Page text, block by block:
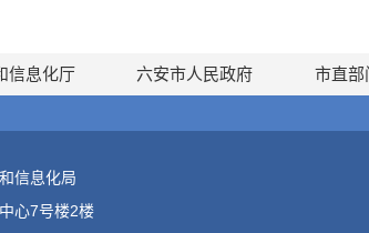
信息化厅 六安市人民政府 市直部
信息化局
心7号楼2楼